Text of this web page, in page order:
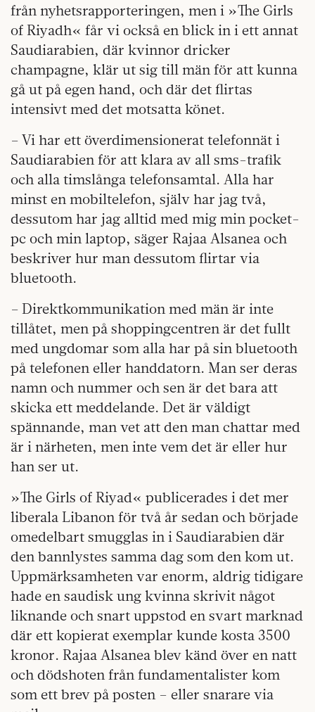
från nyhetsrapporteringen, men i »The Girls
of Riyadh« får vi också en blick in i ett annat
Saudiarabien, där kvinnor dricker
champagne, klär ut sig till män för att kunna
gå ut på egen hand, och där det flirtas
intensivt med det motsatta könet.
– Vi har ett överdimensionerat telefonnät i
Saudiarabien för att klara av all sms-trafik
och alla timslånga telefonsamtal. Alla har
minst en mobiltelefon, själv har jag två,
dessutom har jag alltid med mig min pocket-
pc och min laptop, säger Rajaa Alsanea och
beskriver hur man dessutom flirtar via
bluetooth.
– Direktkommunikation med män är inte
tillåtet, men på shoppingcentren är det fullt
med ungdomar som alla har på sin bluetooth
på telefonen eller handdatorn. Man ser deras
namn och nummer och sen är det bara att
skicka ett meddelande. Det är väldigt
spännande, man vet att den man chattar med
är i närheten, men inte vem det är eller hur
han ser ut.
»The Girls of Riyad« publicerades i det mer
liberala Libanon för två år sedan och började
omedelbart smugglas in i Saudi­arabien där
den bannlystes samma dag som den kom ut.
Uppmärksamheten var enorm, aldrig tidigare
hade en saudisk ung kvinna skrivit något
liknande och snart uppstod en svart marknad
där ett kopierat exemplar kunde kosta 3500
kronor. Rajaa Alsanea blev känd över en natt
och dödshoten från fundamentalister kom
som ett brev på posten – eller snarare via